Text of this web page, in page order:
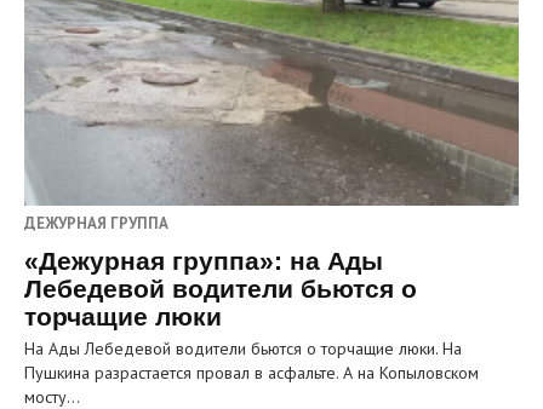
ДЕЖУРНАЯ ГРУППА
«Дежурная группа»: на Ады
Лебедевой водители бьются о
торчащие люки
На Ады Лебедевой водители бьются о торчащие люки. На
Пушкина разрастается провал в асфальте. А на Копыловском
мосту…